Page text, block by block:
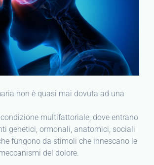
non è quasi mai dovuta ad una
multifattoriale, dove entrano
genetici, ormonali, anatomici, sociali
fungono da stimoli che innescano le
del dolore.